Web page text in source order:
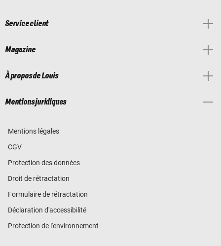
Service client
Magazine
À propos de Louis
Mentions juridiques
Mentions légales
CGV
Protection des données
Droit de rétractation
Formulaire de rétractation
Déclaration d'accessibilité
Protection de l'environnement